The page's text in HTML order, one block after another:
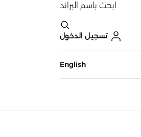
ابحث باسم البراند
تسجيل الدخول
English